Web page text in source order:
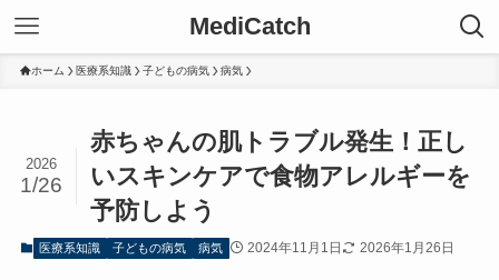
MediCatch
ホーム 医療系知識 子どもの病気 病気
赤ちゃんの肌トラブル発生！正し
いスキンケアで食物アレルギーを
予防しよう
2026
1/26
医療系知識 子どもの病気 病気 2024年11月1日 2026年1月26日